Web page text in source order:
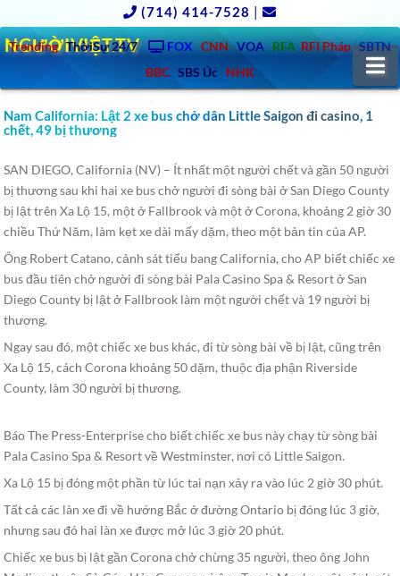
(714) 414-7528 |
Trending ThờiSự 24/7 FOX CNN VOA RFA RFI Pháp SBTN
BBC SBS Úc NHK
NGƯỜIVIỆT.TV
Nam California: Lật 2 xe bus chở dân Little Saigon đi casino, 1
chết, 49 bị thương
SAN DIEGO, California (NV) – Ít nhất một người chết và gần 50 người
bị thương sau khi hai xe bus chở người đi sòng bài ở San Diego County
bị lật trên Xa Lộ 15, một ở Fallbrook và một ở Corona, khoảng 2 giờ 30
chiều Thứ Năm, làm kẹt xe dài mấy dặm, theo một bản tin của AP.
Ông Robert Catano, cảnh sát tiểu bang California, cho AP biết chiếc xe
bus đầu tiên chở người đi sòng bài Pala Casino Spa & Resort ở San
Diego County bị lật ở Fallbrook làm một người chết và 19 người bị
thương.
Ngay sau đó, một chiếc xe bus khác, đi từ sòng bài về bị lật, cũng trên
Xa Lộ 15, cách Corona khoảng 50 dặm, thuộc địa phận Riverside
County, làm 30 người bị thương.
Báo The Press-Enterprise cho biết chiếc xe bus này chạy từ sòng bài
Pala Casino Spa & Resort về Westminster, nơi có Little Saigon.
Xa Lộ 15 bị đóng một phần từ lúc tai nạn xảy ra vào lúc 2 giờ 30 phút.
Tất cả các làn xe đi về hướng Bắc ở đường Ontario bị đóng lúc 3 giờ,
nhưng sau đó hai làn xe được mở lúc 3 giờ 20 phút.
Chiếc xe bus bị lật gần Corona chở chừng 35 người, theo ông John